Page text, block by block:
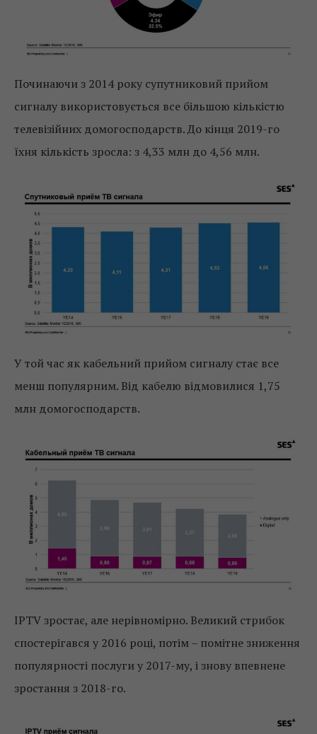
Починаючи з 2014 року супутниковий прийом
сигналу використовується все більшою кількістю
телевізійних домогосподарств. До кінця 2019-го
їхня кількість зросла: з 4,33 млн до 4,56 млн.
У той час як кабельний прийом сигналу стає все
менш популярним. Від кабелю відмовилися 1,75
млн домогосподарств.
IPTV зростає, але нерівномірно. Великий стрибок
спостерігався у 2016 році, потім – помітне зниження
популярності послуги у 2017-му, і знову впевнене
зростання з 2018-го.